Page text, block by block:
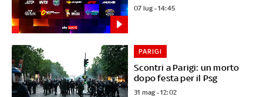
07 lug - 14:45
Scontri a Parigi: un morto
dopo festa per il Psg
PARIGI
31 mag - 12:02